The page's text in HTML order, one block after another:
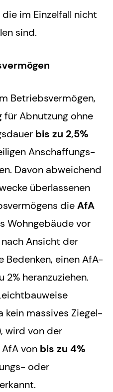
im Einzelfall nicht
sind.
Betriebsvermögen,
Abnutzung ohne
bis zu 2,5%
Anschaffungs-
Davon abweichend
überlassenen
dieAfA
Wohngebäude vor
Ansicht der
Bedenken, einen AfA-
2% heranzuziehen.
massives Ziegel-
wird von der
von bis zu 4%
oder